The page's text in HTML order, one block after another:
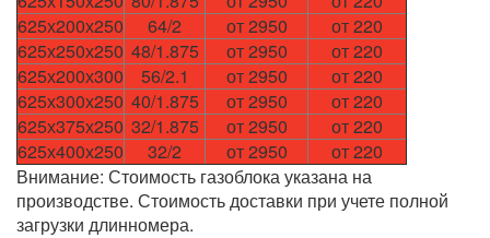
625х200х250
64/2 от 2950
от 220
625х250х250 48/1.875 от 2950
от 220
625х200х300
56/2.1 от 2950
от 220
625х300х250 40/1.875 от 2950
от 220
625х375х250 32/1.875 от 2950
от 220
625х400х250
32/2 от 2950
от 220
Внимание: Стоимость газоблока указана на
производстве. Стоимость доставки при учете полной
загрузки длинномера.